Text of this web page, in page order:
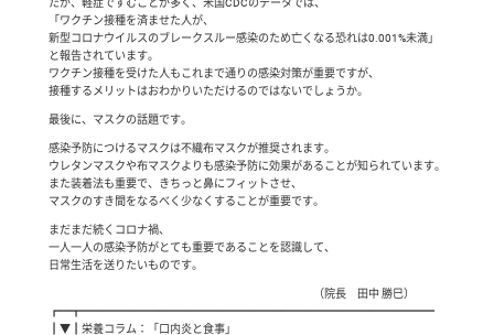
たが、軽症ですむことが多く、米国CDCのデータでは、
「ワクチン接種を済ませた人が、
新型コロナウイルスのブレークスルー感染のため亡くなる恐れは0.001%未満」
と報告されています。
ワクチン接種を受けた人もこれまで通りの感染対策が重要ですが、
接種するメリットはおわかりいただけるのではないでしょうか。
最後に、マスクの話題です。
感染予防につけるマスクは不織布マスクが推奨されます。
ウレタンマスクや布マスクよりも感染予防に効果があることが知られています。
また装着法も重要で、きちっと鼻にフィットさせ、
マスクのすき間をなるべく少なくすることが重要です。
まだまだ続くコロナ禍、
一人一人の感染予防がとても重要であることを認識して、
日常生活を送りたいものです。
（院長 田中 勝巳）
┏━┳━━━━━━━━━━━━━━━━━━━━━━━━━━━━━━━━
┃▼┃栄養コラム：「口内炎と食事」